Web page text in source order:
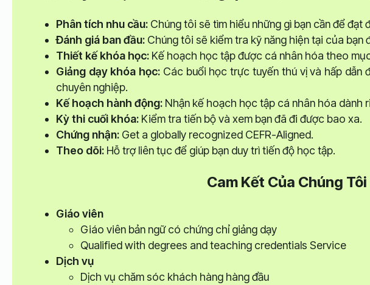
Phân tích nhu cầu:Chúng tôi sẽ tìm hiểu những gì bạn cần để đạt
Đánh giá ban đầu:Chúng tôi sẽ kiểm tra kỹ năng hiện tại của bạn
Thiết kế khóa học:Kế hoạch học tập được cá nhân hóa theo
Giảng dạy khóa học: Các buổi học trực tuyến thú vị và hấp dẫn
chuyên nghiệp.
Kế hoạch hành động:Nhận kế hoạch học tập cá nhân hóa dành
Kỳ thi cuối khóa:Kiểm tra tiến bộ và xem bạn đã đi được bao xa.
Chứng nhận:Get a globally recognized CEFR-Aligned.
Theo dõi:Hỗ trợ liên tục để giúp bạn duy trì tiến độ học tập.
Cam Kết Của Chúng Tôi
Giáo viên
Giáo viên bản ngữ có chứng chỉ giảng dạy
Qualified with degrees and teaching credentials Service
Dịch vụ
Dịch vụ chăm sóc khách hàng hàng đầu